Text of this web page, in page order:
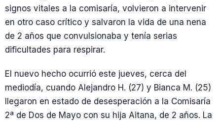
signos vitales a la comisaría, volvieron a intervenir
en otro caso crítico y salvaron la vida de una nena
de 2 años que convulsionaba y tenía serias
dificultades para respirar.
El nuevo hecho ocurrió este jueves, cerca del
mediodía, cuando Alejandro H. (27) y Bianca M. (25)
llegaron en estado de desesperación a la Comisaría
2ª de Dos de Mayo con su hija Aitana, de 2 años. La